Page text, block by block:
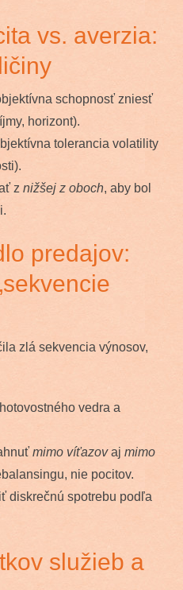
vs. averzia:
schopnosť zniesť
horizont).
tolerancia volatility
z nižšej z oboch, aby bol
predajov:
zlá sekvencia výnosov,
vedra a
mimo víťazovaj mimo
nie pocitov.
diskrečnú spotrebu podľa
služieb a